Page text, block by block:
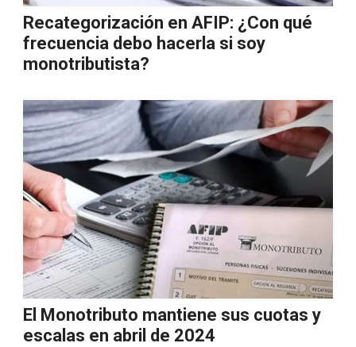
Recategorización en AFIP: ¿Con qué
frecuencia debo hacerla si soy
monotributista?
El Monotributo mantiene sus cuotas y
escalas en abril de 2024